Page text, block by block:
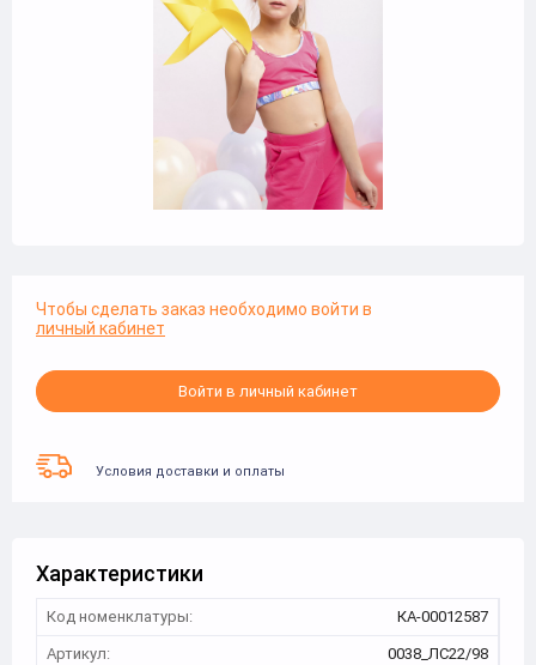
Чтобы сделать заказ необходимо войти в
личный кабинет
Войти в личный кабинет
Условия доставки и оплаты
Характеристики
Код номенклатуры:
КА-00012587
Артикул:
0038_ЛС22/98